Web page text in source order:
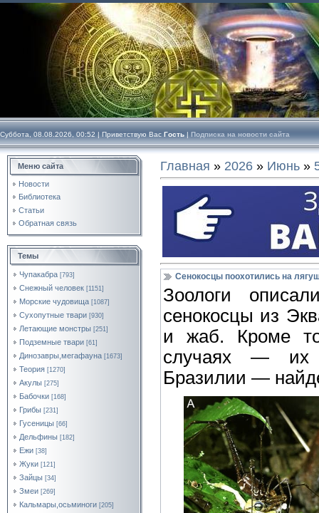
Суббота, 08.08.2026, 00:52 | Приветствую Вас Гость | Подписка на новости сайта
Меню сайта
Новости
Библиотека
Статьи
Обратная связь
Темы
Чупакабра [793]
Снежный человек [1151]
Морские чудовища [1087]
Сухопутные твари [930]
Летающие монстры [251]
Подземные твари [61]
Динозавры,мегафауна [1673]
Теория [1270]
Акулы [275]
Бабочки [168]
Грибы [231]
Гусеницы [66]
Дельфины [182]
Ежи [38]
Жуки [121]
Зайцы [34]
Змеи [269]
Кальмары,осьминоги [205]
Главная » 2026 » Июнь »
Сенокосцы поохотились на
Зоологи
сенокосцы из
и жаб. Кроме
случаях — их
Бразилии —